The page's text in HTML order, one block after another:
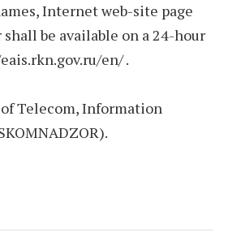
Internet web-site page
be available on a 24-hour
en/ .
Telecom, Information